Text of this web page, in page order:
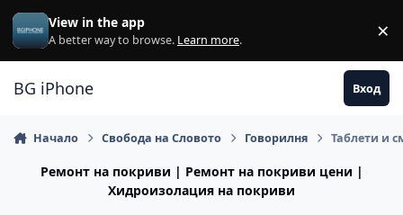
Премини към съдържанието
View in the app
A better way to browse. Learn more. ×
BG iPhone Вход
Начало Свобода на Словото Говорилня Таблети и
Ремонт на покриви | Ремонт на покриви цени |
Хидроизолация на покриви